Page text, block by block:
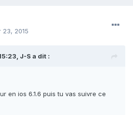
23, 2015
J-S a dit :
en ios 6.1.6 puis tu vas suivre ce